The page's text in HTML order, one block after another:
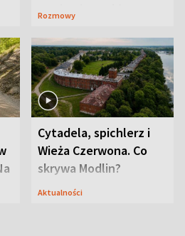
swoje niezwykłe
Rozmowy
Cytadela, spichlerz i
Wieża Czerwona. Co
skrywa Modlin?
Aktualności